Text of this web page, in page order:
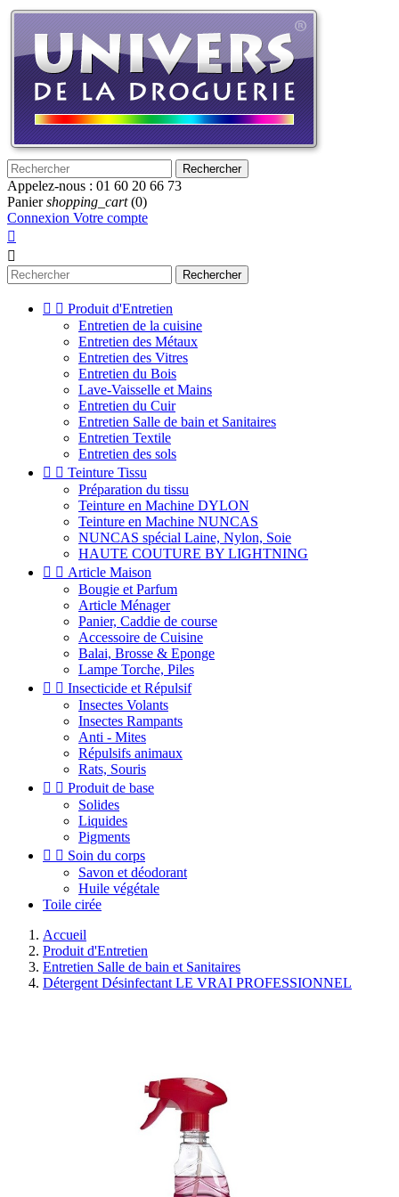
Rechercher
Appelez-nous : 01 60 20 66 73
Panier shopping_cart (0)
Connexion Votre compte


Rechercher
  Produit d'Entretien
Entretien de la cuisine
Entretien des Métaux
Entretien des Vitres
Entretien du Bois
Lave-Vaisselle et Mains
Entretien du Cuir
Entretien Salle de bain et Sanitaires
Entretien Textile
Entretien des sols
  Teinture Tissu
Préparation du tissu
Teinture en Machine DYLON
Teinture en Machine NUNCAS
NUNCAS spécial Laine, Nylon, Soie
HAUTE COUTURE BY LIGHTNING
  Article Maison
Bougie et Parfum
Article Ménager
Panier, Caddie de course
Accessoire de Cuisine
Balai, Brosse & Eponge
Lampe Torche, Piles
  Insecticide et Répulsif
Insectes Volants
Insectes Rampants
Anti - Mites
Répulsifs animaux
Rats, Souris
  Produit de base
Solides
Liquides
Pigments
  Soin du corps
Savon et déodorant
Huile végétale
Toile cirée
Accueil
Produit d'Entretien
Entretien Salle de bain et Sanitaires
Détergent Désinfectant LE VRAI PROFESSIONNEL